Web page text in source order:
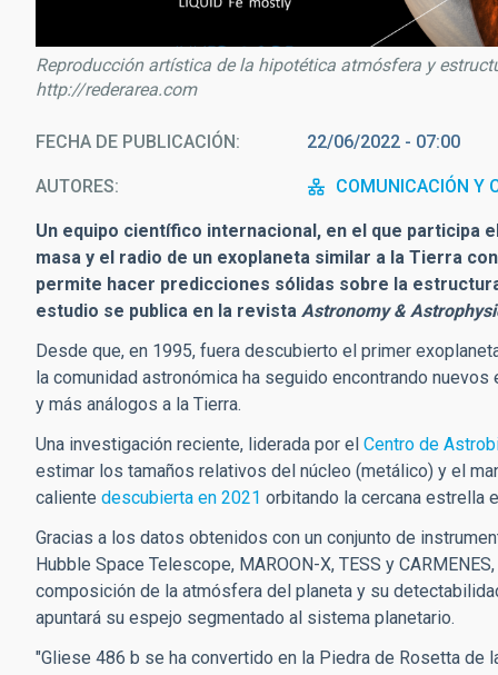
Reproducción artística de la hipotética atmósfera y
http://rederarea.com
FECHA DE PUBLICACIÓN 22/06/2022 - 07:00
AUTORES COMUNICACIÓN Y
Un equipo científico internacional, en el que participa
masa y el radio de un exoplaneta similar a la Tierra
permite hacer predicciones sólidas sobre la
estudio se publica en la revista Astronomy &
Desde que, en 1995, fuera descubierto el primer
la comunidad astronómica ha seguido encontrando
y más análogos a la Tierra.
Una investigación reciente, liderada por el Centro de
estimar los tamaños relativos del núcleo (metálico) y el
caliente descubierta en 2021 orbitando la cercana estrella
Gracias a los datos obtenidos con un conjunto de
Hubble Space Telescope, MAROON-X, TESS y
composición de la atmósfera del planeta y su
apuntará su espejo segmentado al sistema planetario.
"Gliese 486 b se ha convertido en la Piedra de Rosetta de